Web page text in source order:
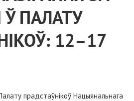
ПАЛАТУ
12–17
прадстаўнікоў Нацыянальнага